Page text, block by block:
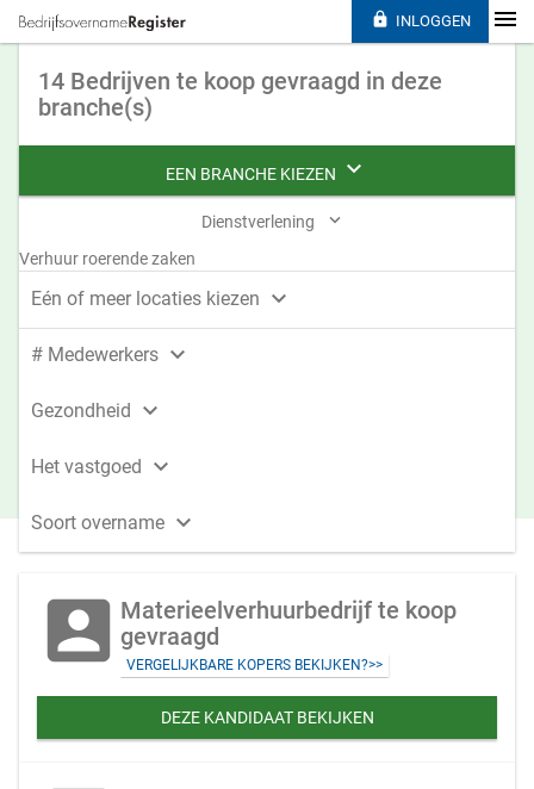
14 Bedrijven te koop gevraagd in deze
branche(s)
EEN BRANCHE KIEZEN 
Dienstverlening 
Verhuur roerende zaken
Eén of meer locaties kiezen 
# Medewerkers 
Gezondheid 
Het vastgoed 
Soort overname 
account_box Materieelverhuurbedrijf te koop
gevraagd
VERGELIJKBARE KOPERS BEKIJKEN?>>
DEZE KANDIDAAT BEKIJKEN
 INLOGGEN